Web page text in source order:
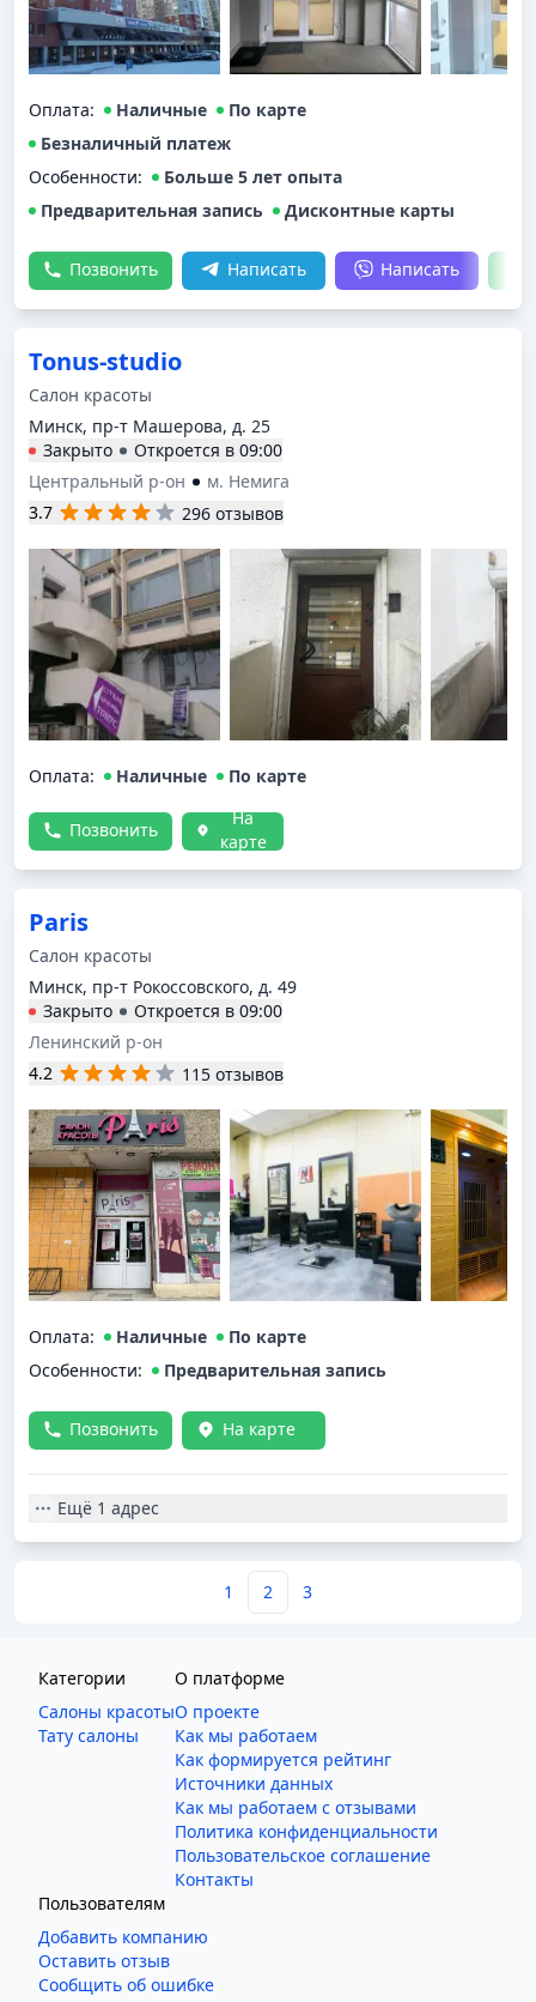
Оплата: Наличные
По карте
Безналичный платеж
Особенности:
Больше 5 лет опыта
Предварительная запись
Дисконтные карты
Позвонить Написать Написать
Tonus-studio
Салон красоты
Минск, пр-т Машерова, д. 25
Закрыто
Откроется в 09:00
Центральный р-он
м. Немига
3.7
296 отзывов
Оплата: Наличные По карте
Позвонить
На
карте
Paris
Салон красоты
Минск, пр-т Рокоссовского, д. 49
Закрыто
Откроется в 09:00
Ленинский р-он
4.2
115 отзывов
Оплата: Наличные
По карте
Особенности:
Предварительная запись
Позвонить На карте
Ещё 1 адрес
1 2 3
Категории
Салоны красоты
Тату салоны
О платформе
О проекте
Как мы работаем
Как формируется рейтинг
Источники данных
Как мы работаем с отзывами
Политика конфиденциальности
Пользовательское соглашение
Контакты
Пользователям
Добавить компанию
Оставить отзыв
Сообщить об ошибке